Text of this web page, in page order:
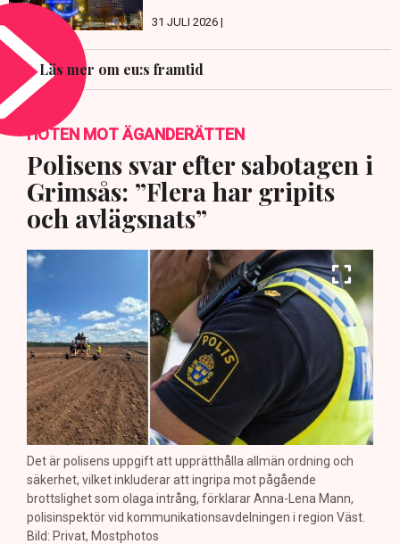
31 JULI 2026 |
Läs mer om eu:s framtid
HOTEN MOT ÄGANDERÄTTEN
Polisens svar efter sabotagen i
Grimsås: ”Flera har gripits
och avlägsnats”
Det är polisens uppgift att upprätthålla allmän ordning och
säkerhet, vilket inkluderar att ingripa mot pågående
brottslighet som olaga intrång, förklarar Anna-Lena Mann,
polisinspektör vid kommunikationsavdelningen i region Väst.
Bild: Privat, Mostphotos